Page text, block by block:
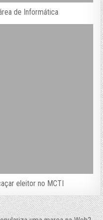
de Informática
eleitor no MCTI